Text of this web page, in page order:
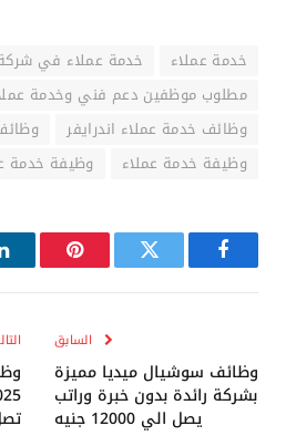
خدمة عملاء
خدمة عملاء في
مطلوب موظفين دعم فني وخدمة
وظائف خدمة عملاء اندرايفر
وظيفة خدمة عملاء
وظيفة خدمة
فيسبوك تويتر
السابق
وظائف سوشيال ميديا مميزة
بشركة رائدة بدون خبرة وراتب
يصل الي 12000 جنيه تصل